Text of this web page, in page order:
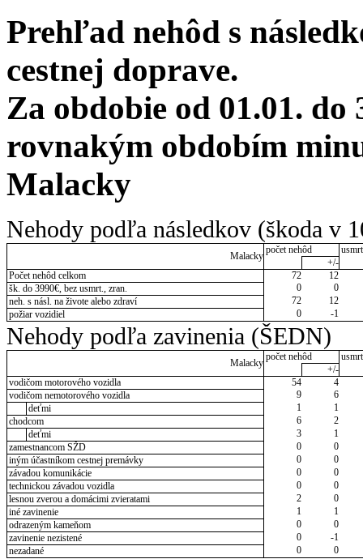
Prehľad nehôd s
cestnej doprave.
Za obdobie od 01.01. do
rovnakým obdobím
Malacky
Nehody podľa následkov (škoda v
Malacky
počet nehôd
+/-
Počet nehôd celkom
72
12
šk. do 3990€, bez usmrt., zran.
0
0
neh. s násl. na živote alebo zdraví
72
12
požiar vozidiel
0 -1
Nehody podľa zavinenia (ŠEDN)
Malacky
počet nehôd
+/-
vodičom motorového vozidla
54
4
vodičom nemotorového vozidla
9
6
deťmi
1
1
chodcom
6
2
deťmi
3
1
zamestnancom SŽD
0
0
iným účastníkom cestnej premávky
0
0
závadou komunikácie
0
0
technickou závadou vozidla
0
0
lesnou zverou a domácimi zvieratami
2
0
iné zavinenie
1
1
odrazeným kameňom
0
0
zavinenie nezistené
0
-1
nezadané
0 0